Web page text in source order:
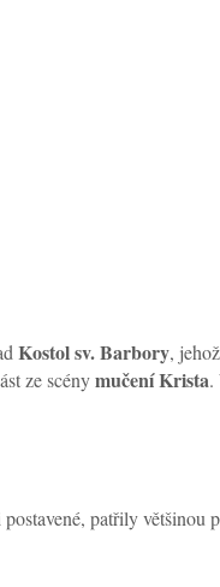
Kostol sv. Barbory,
ze scénymučení Krista.
patřily většinou